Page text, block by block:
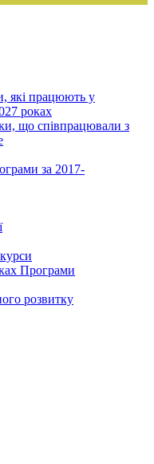
які працюють у
роках
що співпрацювали з
за 2017-
Програми
розвитку